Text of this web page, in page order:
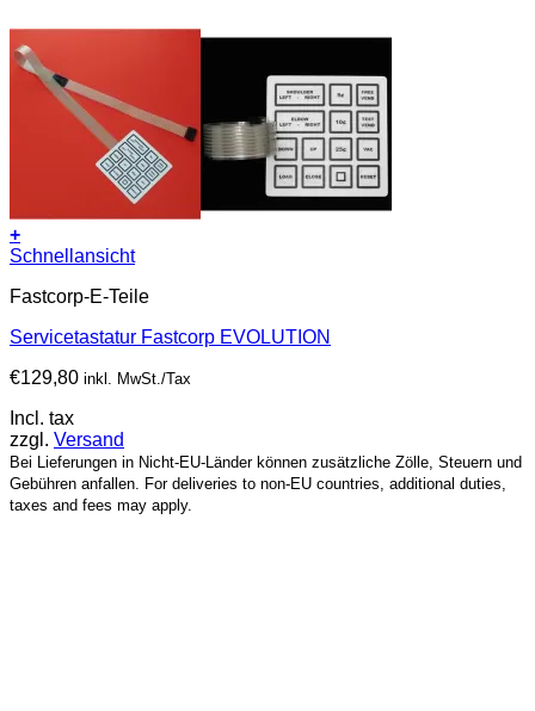
+
Schnellansicht
Fastcorp-E-Teile
Servicetastatur Fastcorp EVOLUTION
€129,80 inkl. MwSt./Tax
Incl. tax
zzgl. Versand
Bei Lieferungen in Nicht-EU-Länder können zusätzliche Zölle, Steuern und
Gebühren anfallen. For deliveries to non-EU countries, additional duties,
taxes and fees may apply.